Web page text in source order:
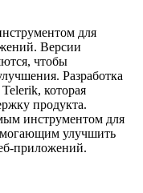
для
Версии
чтобы
Разработка
которая
продукта.
инструментом для
улучшить
приложений.